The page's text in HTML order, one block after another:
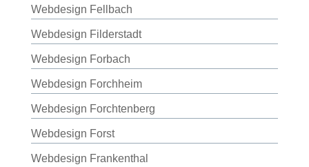
Webdesign Fellbach
Webdesign Filderstadt
Webdesign Forbach
Webdesign Forchheim
Webdesign Forchtenberg
Webdesign Forst
Webdesign Frankenthal